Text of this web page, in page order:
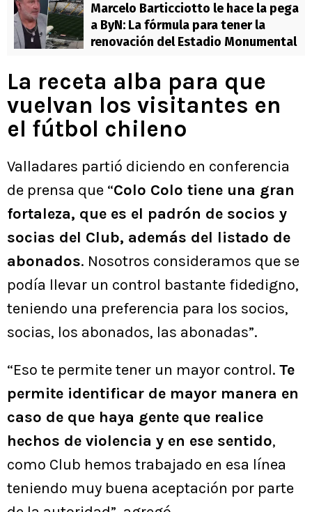
Marcelo Barticciotto le hace la pega
a ByN: La fórmula para tener la
renovación del Estadio Monumental
La receta alba para que
vuelvan los visitantes en
el fútbol chileno
Valladares partió diciendo en conferencia
de prensa que “Colo Colo tiene una gran
fortaleza, que es el padrón de socios y
socias del Club, además del listado de
abonados. Nosotros consideramos que se
podía llevar un control bastante fidedigno,
teniendo una preferencia para los socios,
socias, los abonados, las abonadas”.
“Eso te permite tener un mayor control. Te
permite identificar de mayor manera en
caso de que haya gente que realice
hechos de violencia y en ese sentido,
como Club hemos trabajado en esa línea
teniendo muy buena aceptación por parte